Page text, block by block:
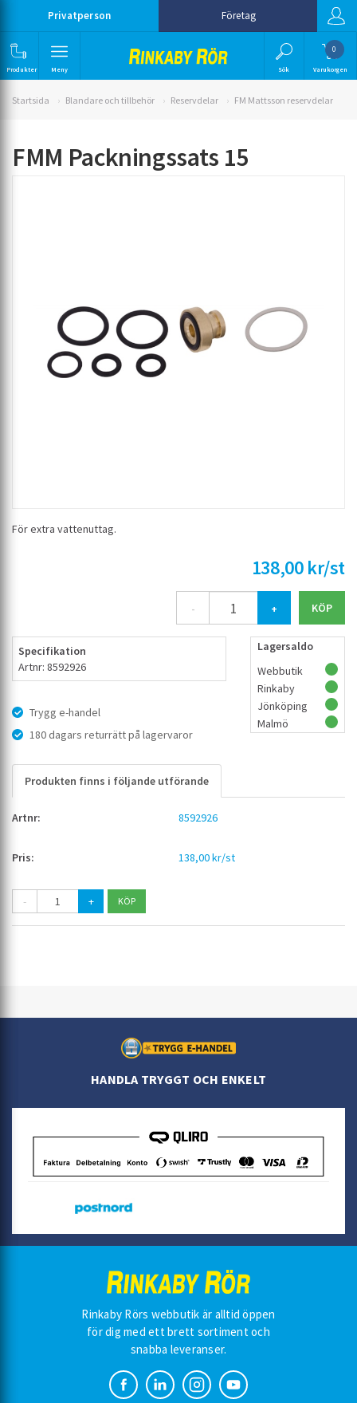
Privatperson Företag
Produkter Meny Sök
0
Varukorgen
Startsida Blandare och tillbehör Reservdelar FM Mattsson reservdelar
FMM Packningssats 15
För extra vattenuttag.
138,00 kr/st
- +
Specifikation
Artnr: 8592926
Trygg e-handel
180 dagars returrätt på lagervaror
Lagersaldo
Webbutik
Rinkaby
Jönköping
Malmö
Produkten finns i följande utförande
8592926
138,00 kr/st
- +
HANDLA TRYGGT OCH ENKELT
Rinkaby Rörs webbutik är alltid öppen
för dig med ett brett sortiment och
snabba leveranser.